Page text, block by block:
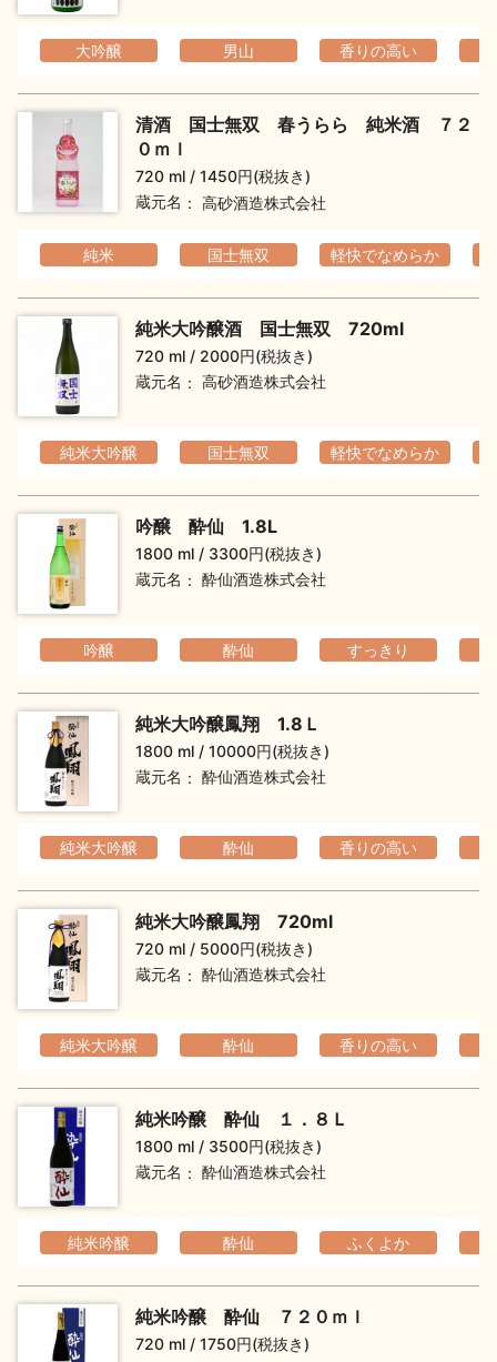
季節の商品 イベント情報
地酒蔵元会WEB展示会 地酒蔵元会利酒会
美味しい地酒の選び方
地酒蔵元会とは
お問い合わせ
大吟醸 男山 香りの高い
清酒 国士無双 春うらら 純米酒 ７２
０ｍｌ
720 ml
1450円(税抜き)
蔵元名
高砂酒造株式会社
純米 国士無双 軽快でなめらか
純米大吟醸酒 国士無双 720ml
720 ml
2000円(税抜き)
蔵元名
高砂酒造株式会社
純米大吟醸 国士無双 軽快でなめらか
吟醸 酔仙 1.8L
1800 ml
3300円(税抜き)
蔵元名
酔仙酒造株式会社
吟醸 酔仙 すっきり
純米大吟醸鳳翔 1.8Ｌ
1800 ml
10000円(税抜き)
蔵元名
酔仙酒造株式会社
純米大吟醸 酔仙 香りの高い
純米大吟醸鳳翔 720ml
720 ml
5000円(税抜き)
蔵元名
酔仙酒造株式会社
純米大吟醸 酔仙 香りの高い
純米吟醸 酔仙 １．８Ｌ
1800 ml
3500円(税抜き)
蔵元名
酔仙酒造株式会社
純米吟醸 酔仙 ふくよか
純米吟醸 酔仙 ７２０ｍｌ
720 ml
1750円(税抜き)